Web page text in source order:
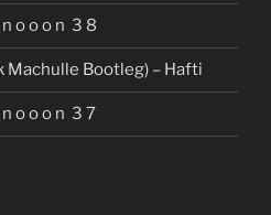
o o o n 3 8
Machulle Bootleg) – Hafti
o o o n 3 7